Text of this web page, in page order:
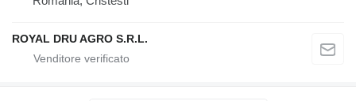
ROYAL DRU AGRO S.R.L.